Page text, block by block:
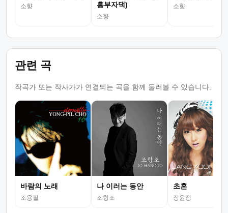
소향
흥부자댁)
소향
소향
관련 곡
작곡가 또는 작사가가 연결되는 곡을 함께 둘러볼 수 있습니다.
바람의 노래
조용필
나 이러는 동안
조항조
초혼
장윤정